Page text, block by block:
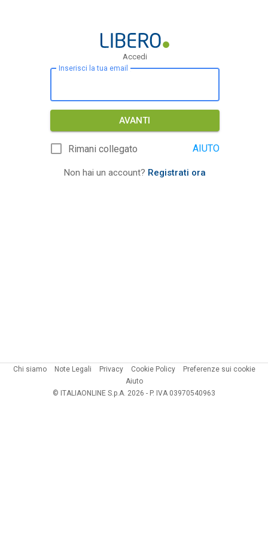
Accedi
Inserisci la tua email
AVANTI
Rimani collegato AIUTO
Non hai un account? Registrati ora
Chi siamo Note Legali Privacy Cookie Policy
Preferenze sui cookie
Aiuto
© ITALIAONLINE S.p.A. 2026 - P. IVA 03970540963